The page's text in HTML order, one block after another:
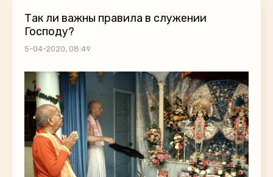
Так ли важны правила в служении
Господу?
5-04-2020, 08:49